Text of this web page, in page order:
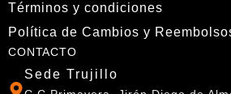
Términos y condiciones
Política de Cambios y
CONTACTO
Sede Trujillo